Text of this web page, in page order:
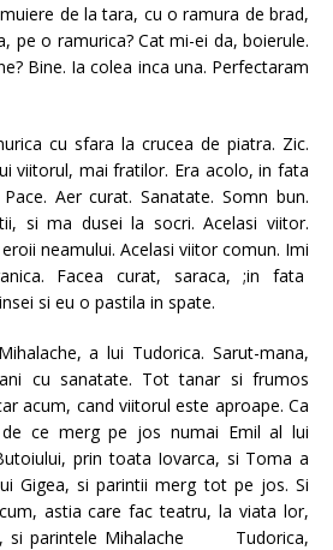
de la tara, cu o ramura de brad,
pe o ramurica? Cat mi-ei da, boierule.
Bine. Ia colea inca una. Perfectaram
cu sfara la crucea de piatra. Zic.
viitorul, mai fratilor. Era acolo, in fata
Aer curat. Sanatate. Somn bun.
si ma dusei la socri. Acelasi viitor.
neamului. Acelasi viitor comun. Imi
Facea curat, saraca, ;in fata
si eu o pastila in spate.
a lui Tudorica. Sarut-mana,
cu sanatate. Tot tanar si frumos
acum, cand viitorul este aproape. Ca
ce merg pe jos numai Emil al lui
prin toata Iovarca, si Toma a
Gigea, si parintii merg tot pe jos. Si
astia care fac teatru, la viata lor,
si parintele Mihalache Tudorica,